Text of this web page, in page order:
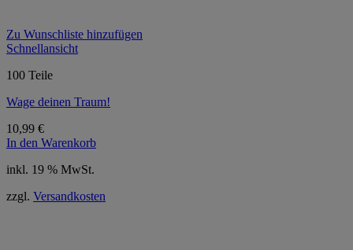
Zu Wunschliste hinzufügen
Schnellansicht
100 Teile
Wage deinen Traum!
10,99 €
In den Warenkorb
inkl. 19 % MwSt.
zzgl. Versandkosten